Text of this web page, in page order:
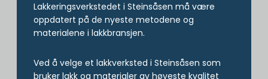
Lakkeringsverkstedet i Steinsåsen må være
oppdatert på de nyeste metodene og
materialene i lakkbransjen.
Ved å velge et lakkverksted i Steinsåsen som
bruker lakk og materialer av høyeste kvalitet